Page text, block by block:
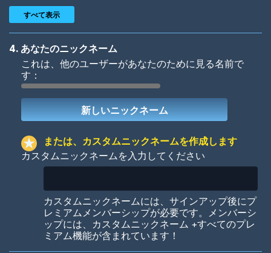
Woof
Colorful
すべて表示
4. あなたのニックネーム
これは、他のユーザーがあなたのために見る名前で
す：
または、カスタムニックネームを作成します
カスタムニックネームを入力してください
カスタムニックネームには、サインアップ後にプ
レミアムメンバーシップが必要です。メンバーシ
ップには、カスタムニックネーム +すべてのプレ
ミアム機能が含まれています！